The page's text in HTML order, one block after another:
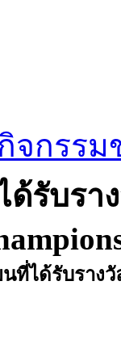
จกรรม
รับรา
ที่ได้รับราง